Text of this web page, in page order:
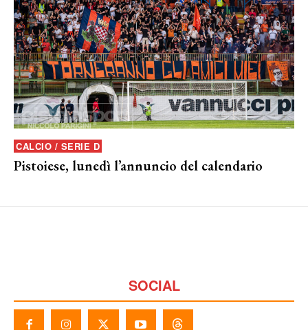
CALCIO / SERIE D
Pistoiese, lunedì l’annuncio del calendario
SOCIAL